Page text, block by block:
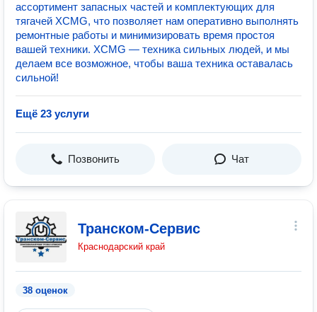
ассортимент запасных частей и комплектующих для
тягачей XCMG, что позволяет нам оперативно выполнять
ремонтные работы и минимизировать время простоя
вашей техники. XCMG — техника сильных людей, и мы
делаем все возможное, чтобы ваша техника оставалась
сильной!
Ещё 23 услуги
Позвонить Чат
Транском-Сервис
Краснодарский край
38 оценок